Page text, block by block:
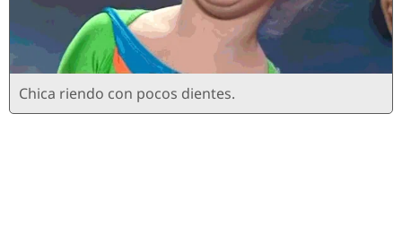
Chica riendo con pocos dientes.